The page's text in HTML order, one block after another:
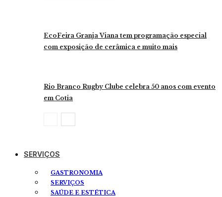
EcoFeira Granja Viana tem programação especial
com exposição de cerâmica e muito mais
Rio Branco Rugby Clube celebra 50 anos com evento
em Cotia
SERVIÇOS
GASTRONOMIA
SERVIÇOS
SAÚDE E ESTÉTICA